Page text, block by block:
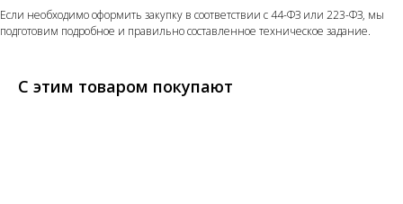
Если необходимо оформить закупку в соответствии с 44-ФЗ или 223-ФЗ, мы
подготовим подробное и правильно составленное техническое задание.
С этим товаром покупают